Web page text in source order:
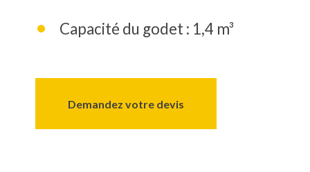
Capacité du godet : 1,4 m³
Demandez votre devis